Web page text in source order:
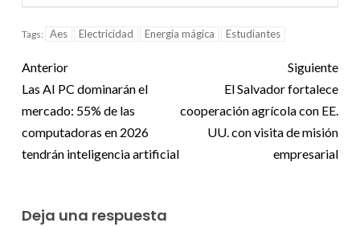
Tags: Aes Electricidad Energía mágica Estudiantes
Anterior
Las AI PC dominarán el
mercado: 55% de las
computadoras en 2026
tendrán inteligencia artificial
Siguiente
El Salvador fortalece
cooperación agrícola con EE.
UU. con visita de misión
empresarial
Deja una respuesta